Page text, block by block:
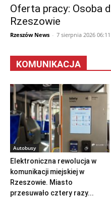
Oferta pracy: Osoba
Rzeszowie
Rzeszów News - 7 sierpnia 2026 06:11
KOMUNIKACJA
Autobusy
Elektroniczna rewolucja w
komunikacji miejskiej w
Rzeszowie. Miasto
przesuwało cztery razy...